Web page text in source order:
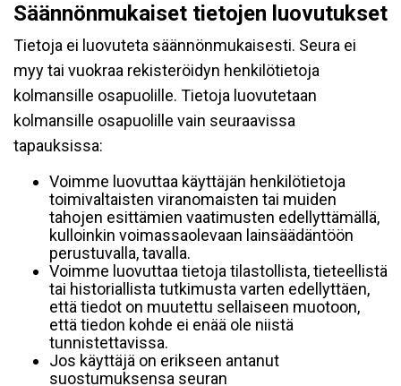
Säännönmukaiset tietojen luovutukset
Tietoja ei luovuteta säännönmukaisesti. Seura ei
myy tai vuokraa rekisteröidyn henkilötietoja
kolmansille osapuolille. Tietoja luovutetaan
kolmansille osapuolille vain seuraavissa
tapauksissa:
Voimme luovuttaa käyttäjän henkilötietoja
toimivaltaisten viranomaisten tai muiden
tahojen esittämien vaatimusten edellyttämällä,
kulloinkin voimassaolevaan lainsäädäntöön
perustuvalla, tavalla.
Voimme luovuttaa tietoja tilastollista, tieteellistä
tai historiallista tutkimusta varten edellyttäen,
että tiedot on muutettu sellaiseen muotoon,
että tiedon kohde ei enää ole niistä
tunnistettavissa.
Jos käyttäjä on erikseen antanut
suostumuksensa seuran